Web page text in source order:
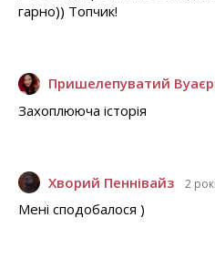
гарно)) Топчик!
Пришелепуватий
Захоплююча історія
Хворий Пеннівайз 2
Мені сподобалося )